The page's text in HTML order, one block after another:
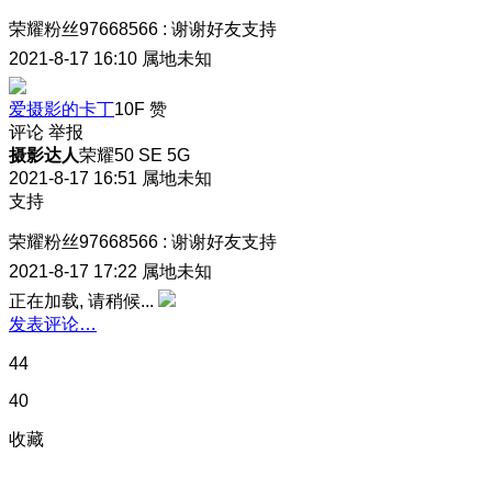
荣耀粉丝97668566 : 谢谢好友支持
2021-8-17 16:10 属地未知
爱摄影的卡丁10F 赞
评论 举报
摄影达人荣耀50 SE 5G
2021-8-17 16:51 属地未知
支持
荣耀粉丝97668566 : 谢谢好友支持
2021-8-17 17:22 属地未知
正在加载, 请稍候...
发表评论…
44
40
收藏